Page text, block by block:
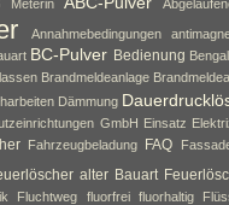
Meterin
Annahmebedingungen
BC-Pulver Bedienung
Brandmeldeanlage
Dämmung
GmbH Einsatz
Fahrzeugbeladung FAQ
alter Bauart
Fluchtweg fluorfrei fluorhaltig